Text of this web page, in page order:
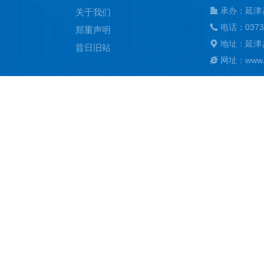
关于我们
郑重声明
昔日旧站
承办：延
电话：
地址：延
网址：